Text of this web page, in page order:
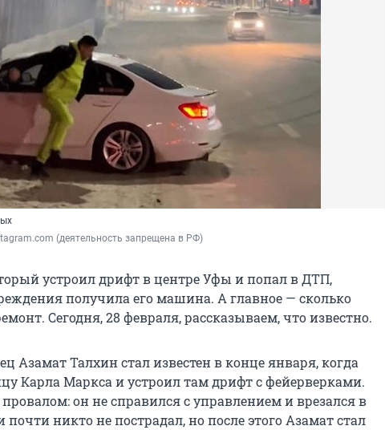
(деятельность запрещена в РФ)
устроил дрифт в центре Уфы и попал в ДТП,
получила его машина. А главное — сколько
Сегодня, 28 февраля, рассказываем, что известно.
Азамат Талхин стал известен в конце января, когда
Карла Маркса и устроил там дрифт с фейерверками.
он не справился с управлением и врезался в
никто не пострадал, но после этого Азамат стал